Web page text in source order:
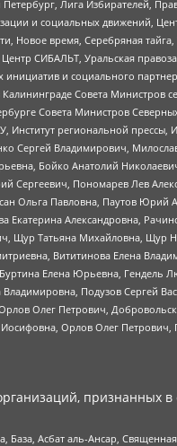
Лига Избирателей,
и социальных движений,
время, Серебряная
СИБАЛЬТ, Уральская
и социального
Совета Министров
Совета Министров
региональной
Сергей Владимирович,
Бойко Анатолий
Пономарев Лев
Ольга Павловна, Паутов
Александровна,
Щур Татьяна Михайловна,
Вититинова Елена
Елена Юрьевна,
Подузов Сергей
Олег Петрович,
Орлов Олег
признанных в
Асбат аль-Ансар,